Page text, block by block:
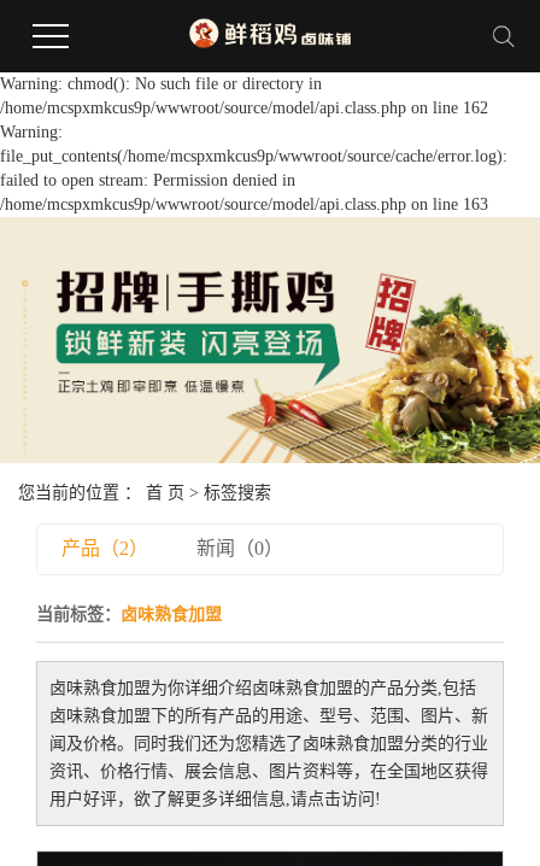
Warning: chmod(): No such file or directory in
/home/mcspxmkcus9p/wwwroot/source/model/api.class.php on line 162
Warning:
file_put_contents(/home/mcspxmkcus9p/wwwroot/source/cache/error.log):
failed to open stream: Permission denied in
/home/mcspxmkcus9p/wwwroot/source/model/api.class.php on line 163
您当前的位置 ： 首 页 > 标签搜索
产品（2） 新闻（0）
当前标签： 卤味熟食加盟
卤味熟食加盟为你详细介绍卤味熟食加盟的产品分类,包括
卤味熟食加盟 下的所有产品的用途、型号、范围、图片、新
闻及价格。同时我们还为您精选了 卤味熟食加盟分类的行业
资讯、价格行情、展会信息、图片资料等，在全国地区获得
用户好评，欲了解更多详细信息,请点击访问!